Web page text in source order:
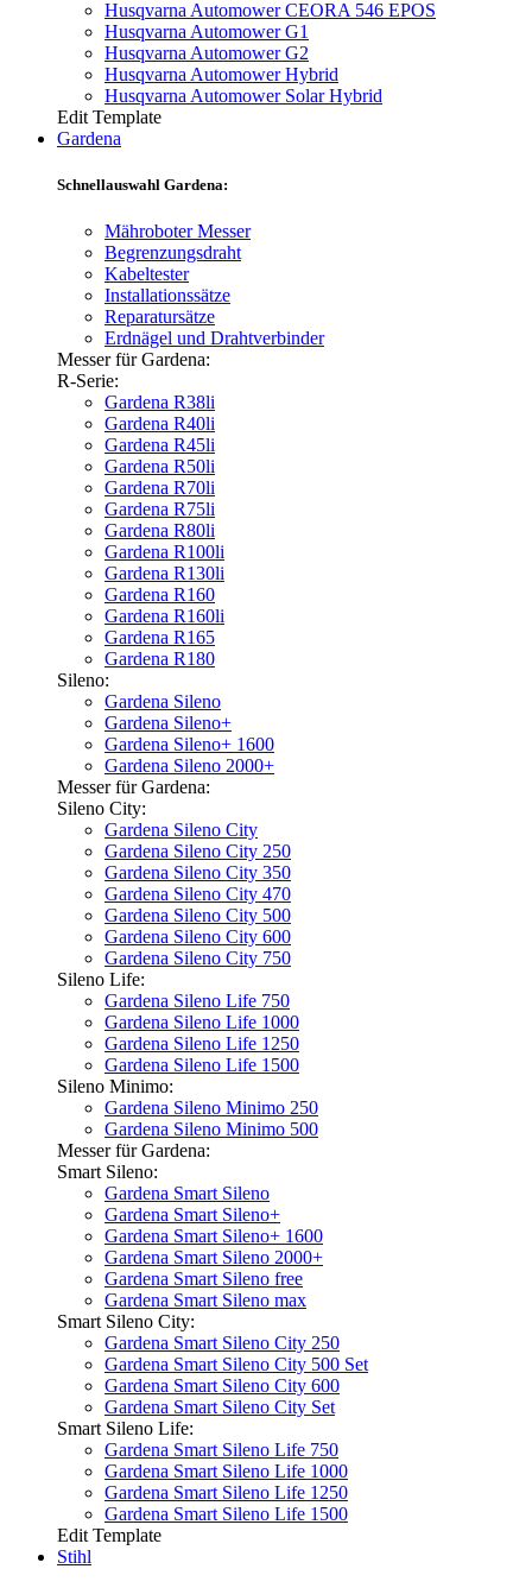
Husqvarna Automower CEORA 546 EPOS
Husqvarna Automower G1
Husqvarna Automower G2
Husqvarna Automower Hybrid
Husqvarna Automower Solar Hybrid
Edit Template
Gardena
Schnellauswahl Gardena:
Mähroboter Messer
Begrenzungsdraht
Kabeltester
Installationssätze
Reparatursätze
Erdnägel und Drahtverbinder
Messer für Gardena:
R-Serie:
Gardena R38li
Gardena R40li
Gardena R45li
Gardena R50li
Gardena R70li
Gardena R75li
Gardena R80li
Gardena R100li
Gardena R130li
Gardena R160
Gardena R160li
Gardena R165
Gardena R180
Sileno:
Gardena Sileno
Gardena Sileno+
Gardena Sileno+ 1600
Gardena Sileno 2000+
Messer für Gardena:
Sileno City:
Gardena Sileno City
Gardena Sileno City 250
Gardena Sileno City 350
Gardena Sileno City 470
Gardena Sileno City 500
Gardena Sileno City 600
Gardena Sileno City 750
Sileno Life:
Gardena Sileno Life 750
Gardena Sileno Life 1000
Gardena Sileno Life 1250
Gardena Sileno Life 1500
Sileno Minimo:
Gardena Sileno Minimo 250
Gardena Sileno Minimo 500
Messer für Gardena:
Smart Sileno:
Gardena Smart Sileno
Gardena Smart Sileno+
Gardena Smart Sileno+ 1600
Gardena Smart Sileno 2000+
Gardena Smart Sileno free
Gardena Smart Sileno max
Smart Sileno City:
Gardena Smart Sileno City 250
Gardena Smart Sileno City 500 Set
Gardena Smart Sileno City 600
Gardena Smart Sileno City Set
Smart Sileno Life:
Gardena Smart Sileno Life 750
Gardena Smart Sileno Life 1000
Gardena Smart Sileno Life 1250
Gardena Smart Sileno Life 1500
Edit Template
Stihl